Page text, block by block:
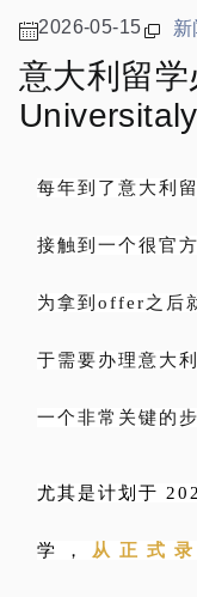
2026-05-15 新
意大利留
每年到了意大利
接触到一个很官
为拿到offer之后
于需要办理意大
一个非常关键的
尤其是计划于
学， 从正式